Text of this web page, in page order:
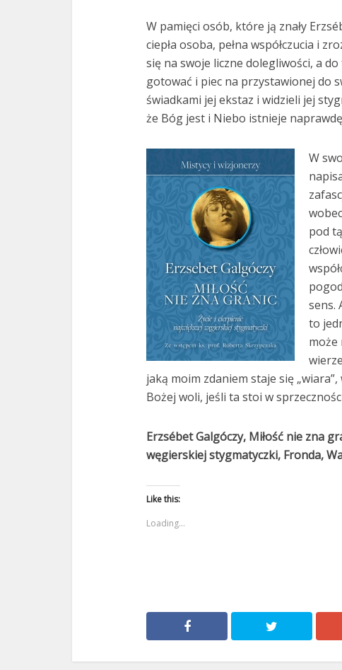
W pamięci osób, które ją znały
ciepła osoba, pełna współczucia i
się na swoje liczne dolegliwości, a
gotować i piec na przystawionej do
świadkami jej ekstaz i widzieli jej
że Bóg jest i Niebo istnieje
W
pod
sens.
to
może
jaką moim zdaniem staje się
Bożej woli, jeśli ta stoi w
Erzsébet Galgóczy, Miłość nie zna
węgierskiej stygmatyczki, Fronda,
Like this:
Loading...